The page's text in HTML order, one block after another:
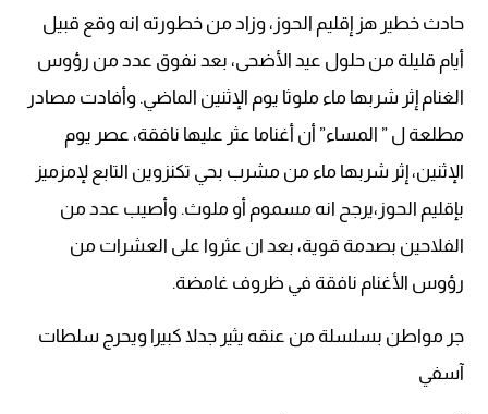
حادث خطير هز إقليم الحوز، وزاد من خطورته انه وقع قبيل
أيام قليلة من حلول عيد الأضحى، بعد نفوق عدد من رؤوس
الغنام إثر شربها ماء ملوثا يوم الإثنين الماضي. وأفادت مصادر
مطلعة ل ” المساء” أن أغناما عثر عليها نافقة، عصر يوم
الإثنين، إثر شربها ماء من مشرب بحي تكنزوين التابع لإمزميز
بإقليم الحوز،يرجح انه مسموم أو ملوث. وأصيب عدد من
الفلاحين بصدمة قوية، بعد ان عثروا على العشرات من
رؤوس الأغنام نافقة في ظروف غامضة.
جر مواطن بسلسلة من عنقه يثير جدلا كبيرا ويحرج سلطات
آسفي